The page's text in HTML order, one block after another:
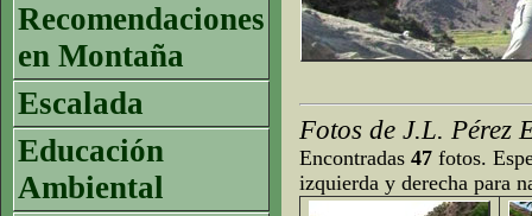
Recomendaciones
en Montaña
Escalada
Educación
Ambiental
Fotos de J.L. Pérez
Encontradas 47 fotos.
izquierda y derecha para